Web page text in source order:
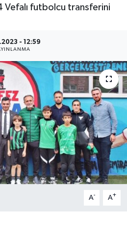
Vefalı futbolcu transferini
- 12:59
A- A+